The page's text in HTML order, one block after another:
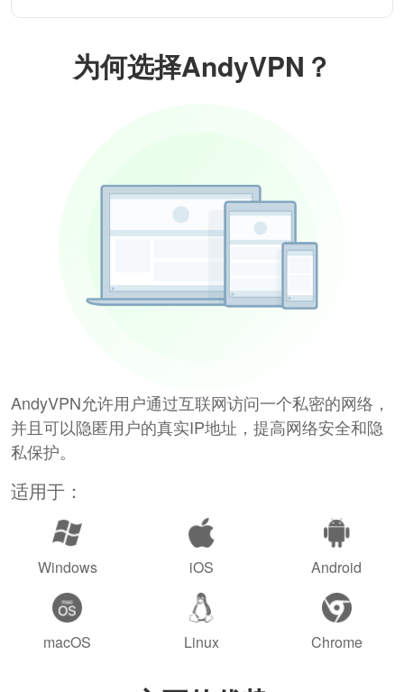
为何选择AndyVPN？
AndyVPN允许用户通过互联网访问一个私密的网络，
并且可以隐匿用户的真实IP地址，提高网络安全和隐
私保护。
适用于：
Windows iOS Android
macOS Linux Chrome